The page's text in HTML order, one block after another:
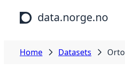
Skip to main content
data.norge.no
Home Datasets